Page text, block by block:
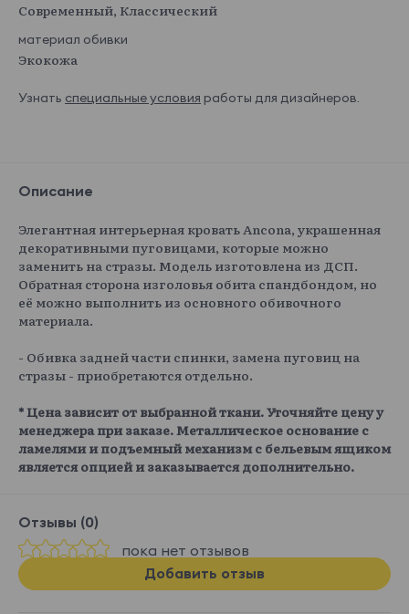
Современный, Классический
материал обивки
Экокожа
Узнать специальные условия работы для дизайнеров.
Описание
Элегантная интерьерная кровать Ancona, украшенная
декоративными пуговицами, которые можно
заменить на стразы. Модель изготовлена из ДСП.
Обратная сторона изголовья обита спандбондом, но
её можно выполнить из основного обивочного
материала.
- Обивка задней части спинки, замена пуговиц на
стразы - приобретаются отдельно.
* Цена зависит от выбранной ткани. Уточняйте цену у
менеджера при заказе. Металлическое основание с
ламелями и подъемный механизм с бельевым ящиком
является опцией и заказывается дополнительно.
Отзывы (0)
пока нет отзывов
Добавить отзыв